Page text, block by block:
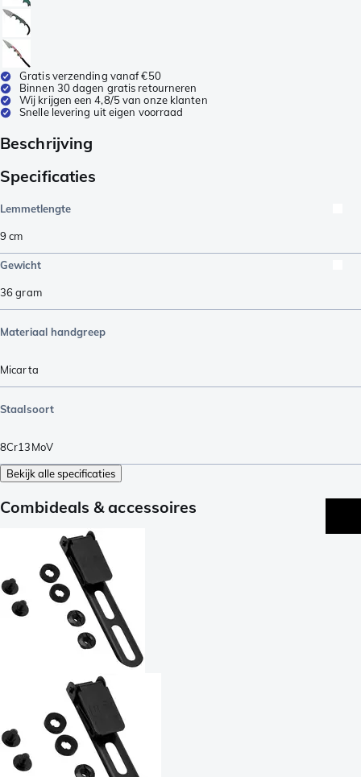
Gratis verzending vanaf €50
Binnen 30 dagen gratis retourneren
Wij krijgen een 4,8/5 van onze klanten
Snelle levering uit eigen voorraad
Beschrijving
Specificaties
Lemmetlengte
9 cm
Gewicht
36gram
Materiaal handgreep
Micarta
Staalsoort
8Cr13MoV
Bekijk alle specificaties
Combideals & accessoires